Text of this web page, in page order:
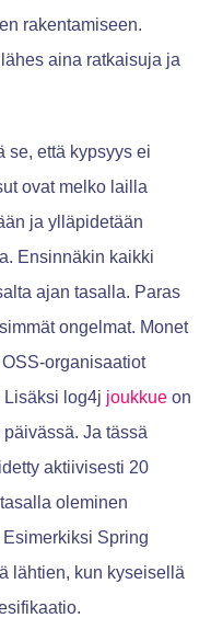
rakentamiseen.
aina ratkaisuja ja
se, että kypsyys ei
ovat melko lailla
ja ylläpidetään
Ensinnäkin kaikki
ajan tasalla. Paras
ongelmat. Monet
organisaatiot
Lisäksi log4j joukkue on
Ja tässä
aktiivisesti 20
oleminen
Spring
lähtien, kun kyseisellä